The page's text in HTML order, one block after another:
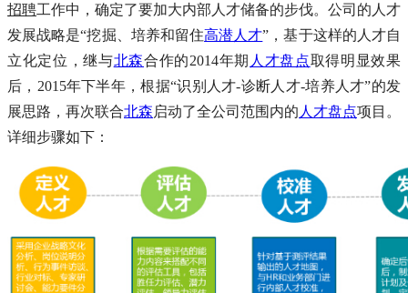
招聘工作中，确定了要加大内部人才储备的步伐。公司的人才
发展战略是“挖掘、培养和留住高潜人才”，基于这样的人才自
立化定位，继与北森合作的2014年期 人才盘点取得明显效果
后，2015年下半年，根据“识别人才-诊断人才-培养人才”的发
展思路，再次联合北森 启动了全公司范围内的 人才盘点项目。
详细步骤如下：